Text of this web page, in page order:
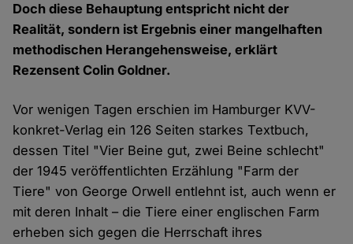
Doch diese Behauptung entspricht nicht der
Realität, sondern ist Ergebnis einer mangelhaften
methodischen Herangehensweise, erklärt
Rezensent Colin Goldner.
Vor wenigen Tagen erschien im Hamburger KVV-
konkret-Verlag ein 126 Seiten starkes Textbuch,
dessen Titel "Vier Beine gut, zwei Beine schlecht"
der 1945 veröffentlichten Erzählung "Farm der
Tiere" von George Orwell entlehnt ist, auch wenn er
mit deren Inhalt – die Tiere einer englischen Farm
erheben sich gegen die Herrschaft ihres